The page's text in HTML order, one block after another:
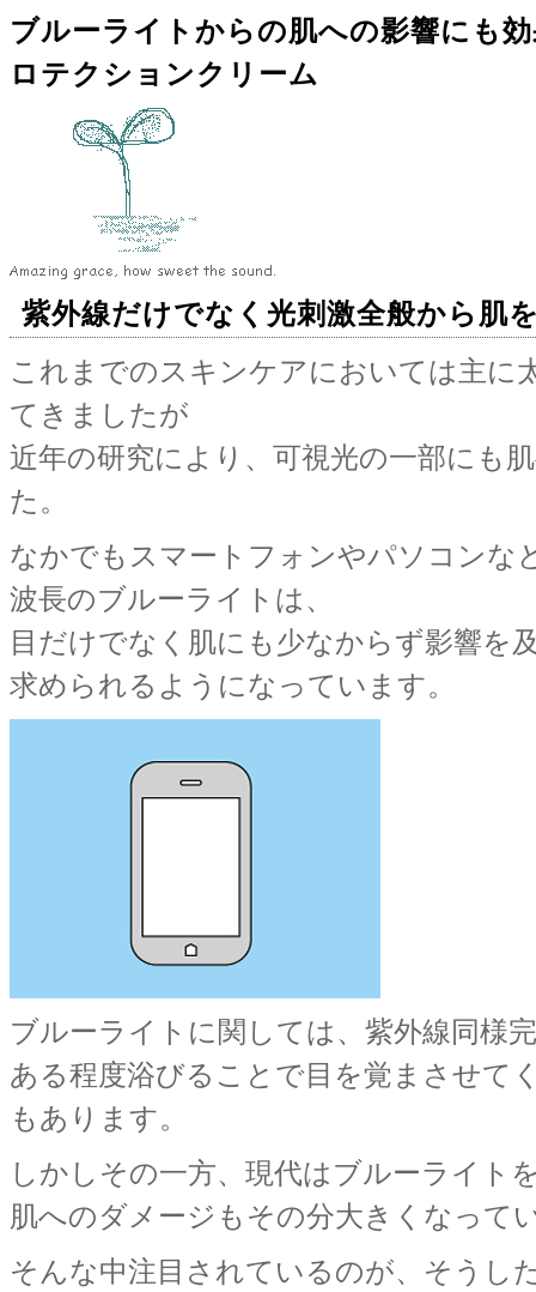
ブルーライトからの肌への影響にも
ロテクションクリーム
紫外線だけでなく光刺激全般から肌
これまでのスキンケアにおいては主に
てきましたが
近年の研究により、可視光の一部にも
た。
なかでもスマートフォンやパソコンな
波長のブルーライトは、
目だけでなく肌にも少なからず影響を
求められるようになっています。
ブルーライトに関しては、紫外線同様
ある程度浴びることで目を覚まさせて
もあります。
しかしその一方、現代はブルーライト
肌へのダメージもその分大きくなって
そんな中注目されているのが、そうし